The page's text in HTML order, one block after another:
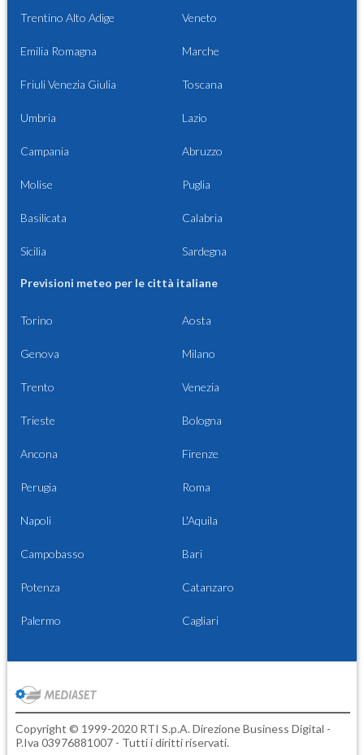
Trentino Alto Adige Veneto
Emilia Romagna Marche
Friuli Venezia Giulia Toscana
Umbria Lazio
Campania Abruzzo
Molise Puglia
Basilicata Calabria
Sicilia Sardegna
Previsioni meteo per le città italiane
Torino Aosta
Genova Milano
Trento Venezia
Trieste Bologna
Ancona Firenze
Perugia Roma
Napoli L'Aquila
Campobasso Bari
Potenza Catanzaro
Palermo Cagliari
Copyright © 1999-2020 RTI S.p.A. Direzione Business Digital -
P.Iva 03976881007 - Tutti i diritti riservati.